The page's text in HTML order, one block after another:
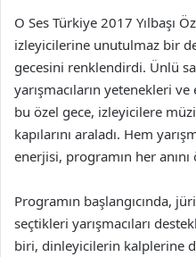
O Ses Türkiye 2017 Yılbaşı
izleyicilerine unutulmaz bir
gecesini renklendirdi. Ünlü
yarışmacıların yetenekleri
bu özel gece, izleyicilere
kapılarını araladı. Hem
enerjisi, programın her anını
Programın başlangıcında,
seçtikleri yarışmacıları
biri, dinleyicilerin kalplerine